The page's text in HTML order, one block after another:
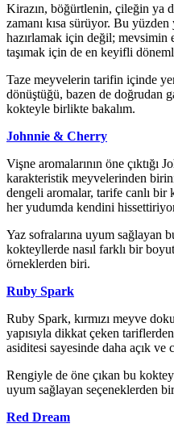
Kirazın, böğürtlenin, çileğin ya
zamanı kısa sürüyor. Bu yüzden
hazırlamak için değil;
taşımak için de en keyifli
Taze meyvelerin tarifin içinde
dönüştüğü, bazen de doğrudan
kokteyle birlikte bakalım.
Johnnie & Cherry
Vişne aromalarının öne
karakteristik meyvelerinden
dengeli aromalar, tarife canlı bir
her yudumda kendini
Yaz sofralarına uyum sağlayan
kokteyllerde nasıl farklı bir
örneklerden biri.
Ruby Spark
Ruby Spark, kırmızı meyve
yapısıyla dikkat çeken
asiditesi sayesinde daha açık ve
Rengiyle de öne çıkan bu
uyum sağlayan seçeneklerden
Red Dream